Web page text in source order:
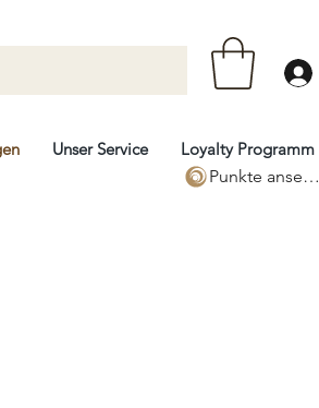
Unser Service Loyalty Programm
Punkte ansehen